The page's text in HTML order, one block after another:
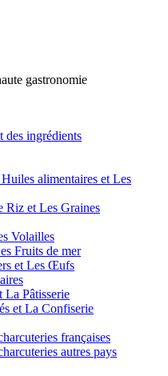
gastronomie
des ingrédients
alimentaires et Les
Riz et Les Graines
Volailles
Fruits de mer
et Les Œufs
La Pâtisserie
et La Confiserie
françaises
autres pays